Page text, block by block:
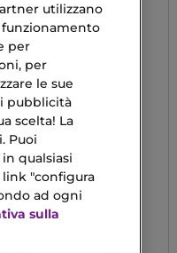
RITUAL OF KARMA
Lozione Corpo
€
utilizzano
per
per
le sue
pubblicità
scelta! La
Puoi
qualsiasi
"configura
ad ogni
sulla